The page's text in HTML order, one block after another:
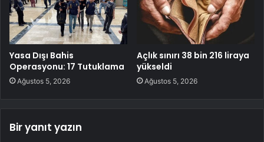
Yasa Dışı Bahis
Operasyonu: 17 Tutuklama
Ağustos 5, 2026
Açlık sınırı 38 bin 216 liraya
yükseldi
Ağustos 5, 2026
Bir yanıt yazın